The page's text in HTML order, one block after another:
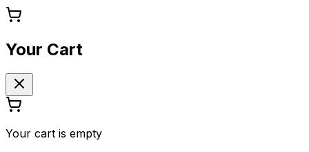
Your Cart
Your cart is empty